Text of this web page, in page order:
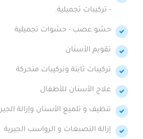
- تركيبات تجميلية.
حشو عصب - حشوات تجميلية
تقويم الأسنان
تركيبات ثابتة وتركيبات متحركة
علاج الأسنان للأطفال
تنظيف و تلميع الأسنان وإزالة الجير
إزالة التصبغات و الرواسب الجيرية